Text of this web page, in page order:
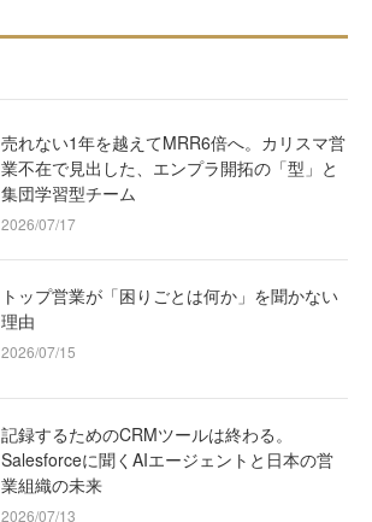
売れない1年を越えてMRR6倍へ。カリスマ営
業不在で見出した、エンプラ開拓の「型」と
集団学習型チーム
2026/07/17
トップ営業が「困りごとは何か」を聞かない
理由
2026/07/15
記録するためのCRMツールは終わる。
Salesforceに聞くAIエージェントと日本の営
業組織の未来
2026/07/13